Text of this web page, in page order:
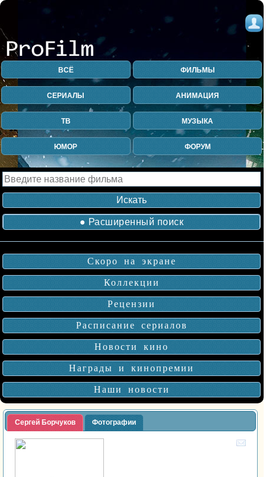
ВСЁ ФИЛЬМЫ
СЕРИАЛЫ АНИМАЦИЯ
ТВ МУЗЫКА
ЮМОР ФОРУМ
● Расширенный поиск
Скоро на экране
Коллекции
Рецензии
Расписание сериалов
Новости кино
Награды и кинопремии
Наши новости
Сергей Борчуков Фотографии